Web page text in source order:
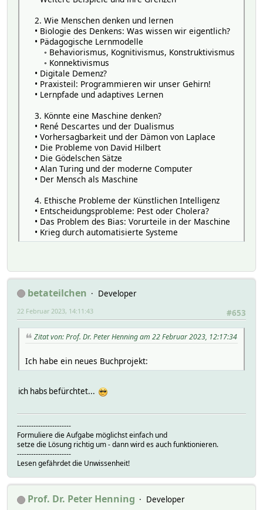
2. Wie Menschen denken und lernen
• Biologie des Denkens: Was wissen wir eigentlich?
• Pädagogische Lernmodelle
◦ Behaviorismus, Kognitivismus, Konstruktivismus
◦ Konnektivismus
• Digitale Demenz?
• Praxisteil: Programmieren wir unser Gehirn!
• Lernpfade und adaptives Lernen
3. Könnte eine Maschine denken?
• René Descartes und der Dualismus
• Vorhersagbarkeit und der Dämon von Laplace
• Die Probleme von David Hilbert
• Die Gödelschen Sätze
• Alan Turing und der moderne Computer
• Der Mensch als Maschine
4. Ethische Probleme der Künstlichen Intelligenz
• Entscheidungsprobleme: Pest oder Cholera?
• Das Problem des Bias: Vorurteile in der Maschine
• Krieg durch automatisierte Systeme
betateilchen
Developer
#653
22 Februar 2023, 14:11:43
Zitat von: Prof. Dr. Peter Henning am 22 Februar 2023, 12:17:34
Ich habe ein neues Buchprojekt:
ich habs befürchtet...
-----------------------
Formuliere die Aufgabe möglichst einfach und
setze die Lösung richtig um - dann wird es auch funktionieren.
-----------------------
Lesen gefährdet die Unwissenheit!
Prof. Dr. Peter Henning
Developer